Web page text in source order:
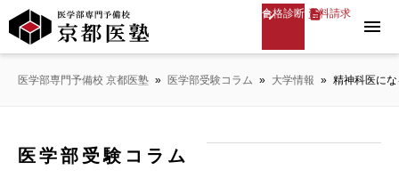
合格診断 資料請求
menu
医学部専門予備校 京都医塾 » 医学部受験コラム » 大学情報 » 精神科医に
医学部受験コラム